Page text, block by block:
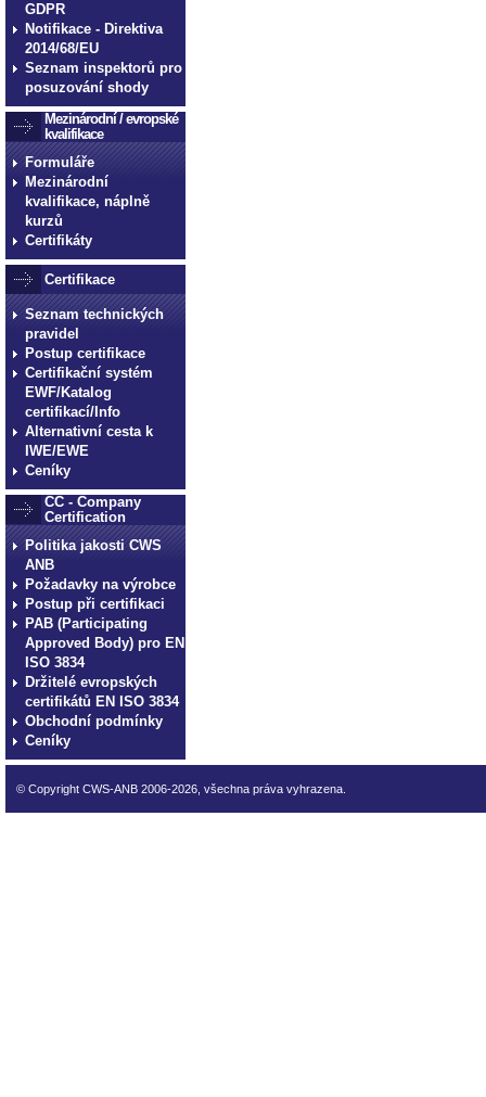
GDPR
Notifikace - Direktiva
2014/68/EU
Seznam inspektorů pro
posuzování shody
Mezinárodní / evropské
kvalifikace
Formuláře
Mezinárodní
kvalifikace, náplně
kurzů
Certifikáty
Certifikace
Seznam technických
pravidel
Postup certifikace
Certifikační systém
EWF/Katalog
certifikací/Info
Alternativní cesta k
IWE/EWE
Ceníky
CC - Company
Certification
Politika jakosti CWS
ANB
Požadavky na výrobce
Postup při certifikaci
PAB (Participating
Approved Body) pro EN
ISO 3834
Držitelé evropských
certifikátů EN ISO 3834
Obchodní podmínky
Ceníky
© Copyright CWS-ANB 2006-2026, všechna práva vyhrazena.